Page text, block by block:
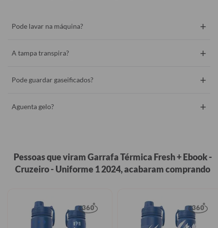
Pode lavar na máquina? +
A tampa transpira? +
Pode guardar gaseificados? +
Aguenta gelo? +
Pessoas que viram Garrafa Térmica Fresh + Ebook -
Cruzeiro - Uniforme 1 2024, acabaram comprando